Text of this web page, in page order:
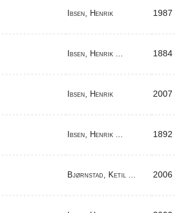
Ibsen, Henrik 1987
Ibsen, Henrik ... 1884
Ibsen, Henrik 2007
Ibsen, Henrik ... 1892
Bjørnstad, Ketil ... 2006